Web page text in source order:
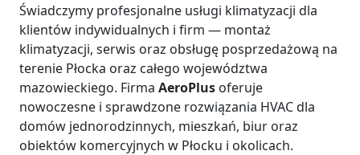
Świadczymy profesjonalne usługi klimatyzacji dla
klientów indywidualnych i firm — montaż
klimatyzacji, serwis oraz obsługę posprzedażową na
terenie Płocka oraz całego województwa
mazowieckiego. Firma AeroPlus oferuje
nowoczesne i sprawdzone rozwiązania HVAC dla
domów jednorodzinnych, mieszkań, biur oraz
obiektów komercyjnych w Płocku i okolicach.